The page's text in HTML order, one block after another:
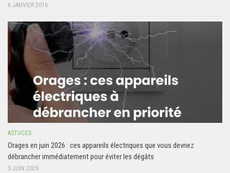
6 JANVIER 2016
ASTUCES
Orages en juin 2026 : ces appareils électriques que vous devriez
débrancher immédiatement pour éviter les dégâts
5 JUIN 2026